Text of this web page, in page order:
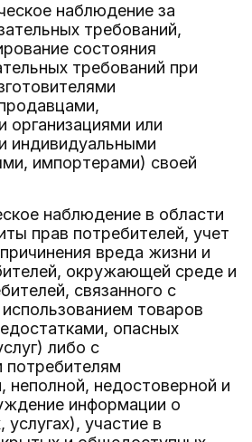
наблюдение за
требований,
состояния
требований при
организациями или
индивидуальными
импортерами) своей
наблюдение в области
прав потребителей, учет
вреда жизни и
окружающей среде и
связанного с
товаров
опасных
либо с
потребителям
неполной, недостоверной и
информации о
услугах), участие в